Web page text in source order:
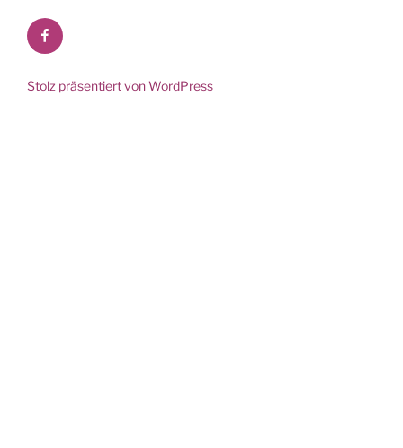
Facebook
Stolz präsentiert von WordPress